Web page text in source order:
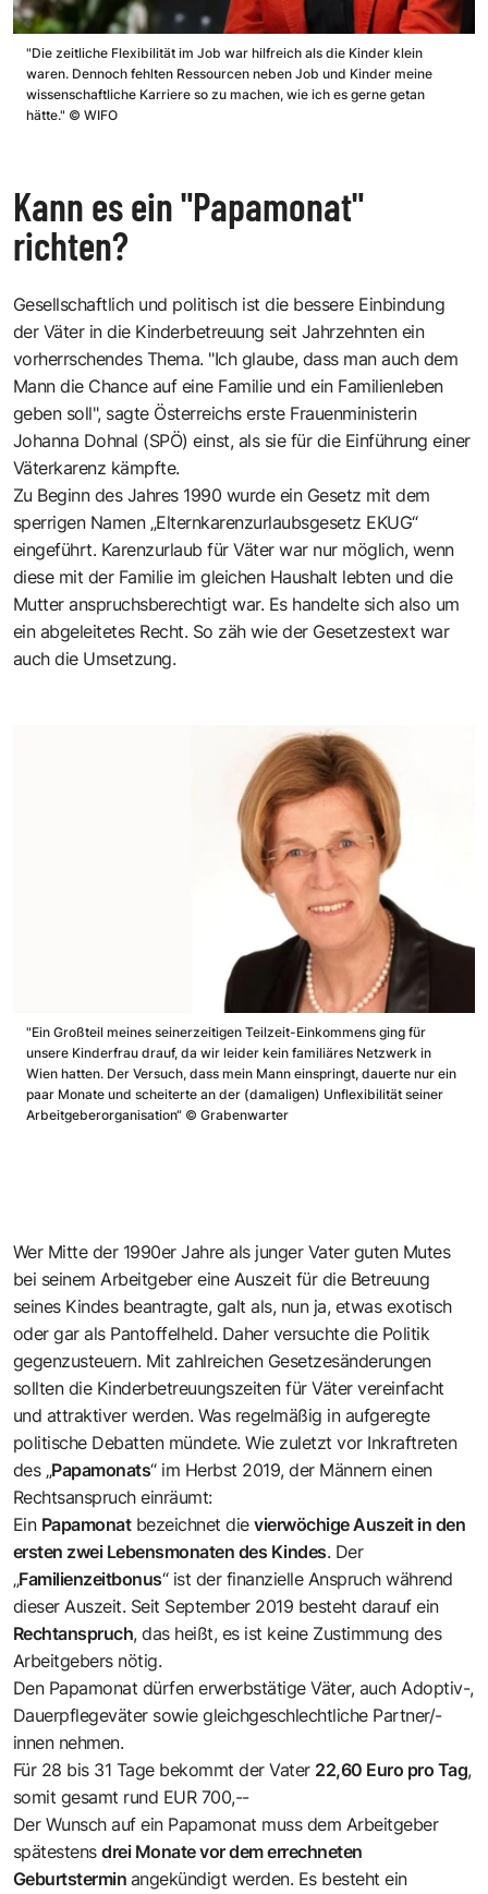
"Die zeitliche Flexibilität im Job war hilfreich als die Kinder klein
waren. Dennoch fehlten Ressourcen neben Job und Kinder meine
wissenschaftliche Karriere so zu machen, wie ich es gerne getan
hätte." © WIFO
Kann es ein "Papamonat"
richten?
Gesellschaftlich und politisch ist die bessere Einbindung
der Väter in die Kinderbetreuung seit Jahrzehnten ein
vorherrschendes Thema. "Ich glaube, dass man auch dem
Mann die Chance auf eine Familie und ein Familienleben
geben soll", sagte Österreichs erste Frauenministerin
Johanna Dohnal (SPÖ) einst, als sie für die Einführung einer
Väterkarenz kämpfte.
Zu Beginn des Jahres 1990 wurde ein Gesetz mit dem
sperrigen Namen „Elternkarenzurlaubsgesetz EKUG“
eingeführt. Karenzurlaub für Väter war nur möglich, wenn
diese mit der Familie im gleichen Haushalt lebten und die
Mutter anspruchsberechtigt war. Es handelte sich also um
ein abgeleitetes Recht. So zäh wie der Gesetzestext war
auch die Umsetzung.
"Ein Großteil meines seinerzeitigen Teilzeit-Einkommens ging für
unsere Kinderfrau drauf, da wir leider kein familiäres Netzwerk in
Wien hatten. Der Versuch, dass mein Mann einspringt, dauerte nur ein
paar Monate und scheiterte an der (damaligen) Unflexibilität seiner
Arbeitgeberorganisation“ © Grabenwarter
Wer Mitte der 1990er Jahre als junger Vater guten Mutes
bei seinem Arbeitgeber eine Auszeit für die Betreuung
seines Kindes beantragte, galt als, nun ja, etwas exotisch
oder gar als Pantoffelheld. Daher versuchte die Politik
gegenzusteuern. Mit zahlreichen Gesetzesänderungen
sollten die Kinderbetreuungszeiten für Väter vereinfacht
und attraktiver werden. Was regelmäßig in aufgeregte
politische Debatten mündete. Wie zuletzt vor Inkraftreten
des „Papamonats“ im Herbst 2019, der Männern einen
Rechtsanspruch einräumt:
Ein Papamonatbezeichnet dievierwöchige Auszeit in den
ersten zwei Lebensmonaten des Kindes. Der
„Familienzeitbonus“ ist der finanzielle Anspruch während
dieser Auszeit. Seit September 2019 besteht darauf ein
Rechtanspruch, das heißt, es ist keine Zustimmung des
Arbeitgebers nötig.
Den Papamonat dürfen erwerbstätige Väter, auch Adoptiv-,
Dauerpflegeväter sowie gleichgeschlechtliche Partner/-
innen nehmen.
Für 28 bis 31 Tage bekommt der Vater 22,60 Euro pro Tag,
somit gesamt rund EUR 700,--
Der Wunsch auf ein Papamonat muss dem Arbeitgeber
spätestensdrei Monate vor dem errechneten
Geburtstermin angekündigt werden. Es besteht ein